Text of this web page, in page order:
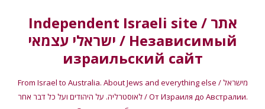
Independent Israeli site / אתר
ישראלי עצמאי / Независимый
израильский сайт
From Israel to Australia. About Jews and everything else / מישראל
לאוסטרליה. על היהודים ועל כל דבר אחר / От Израиля до Австралии.